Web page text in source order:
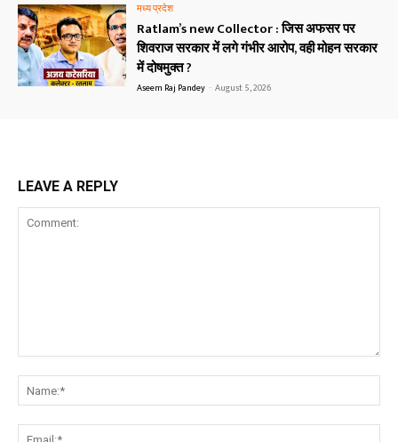
मध्य प्रदेश
Ratlam’s new Collector : जिस अफसर पर
शिवराज सरकार में लगे गंभीर आरोप, वही मोहन सरकार
में दोषमुक्त ?
Aseem Raj Pandey - August 5, 2026
LEAVE A REPLY